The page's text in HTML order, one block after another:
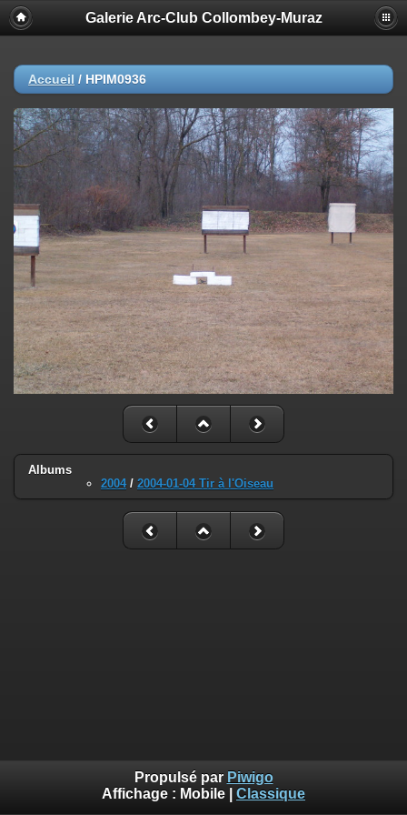
Galerie Arc-Club Collombey-Muraz
Accueil / HPIM0936
Albums
2004/ 2004-01-04 Tir à l'Oiseau
Propulsé par Piwigo
Affichage : Mobile Classique